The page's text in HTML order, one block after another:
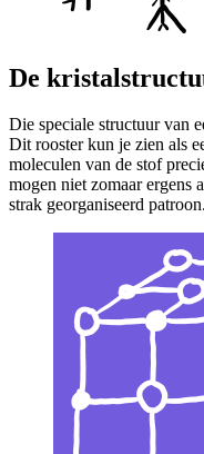
De
Die speciale structuur van
Dit rooster kun je zien als
moleculen van de stof
mogen niet zomaar ergens
strak georganiseerd patroon.